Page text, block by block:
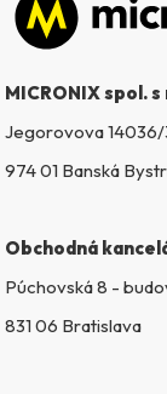
Zápätie
MICRONIX spol. s
Jegorovova
974 01 Banská
Obchodná
Púchovská 8 -
831 06 Bratislava